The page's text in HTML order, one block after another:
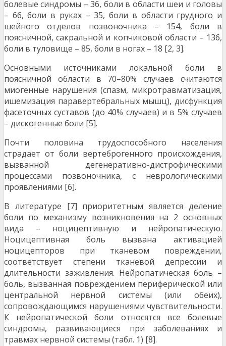
болевые синдромы – 36, боли в области шеи и головы
– 66, боли в руках – 35, боли в области грудного и
шейного отделов позвоночника – 154, боли в
поясничной, сакральной и копчиковой области – 136,
боли в туловище – 85, боли в ногах – 18 [2, 3].
Основными источниками локальной боли в
поясничной области в 70–80% случаев считаются
миогенные нарушения (спазм, микротравматизация,
ишемизация паравертебральных мышц), дисфункция
фасеточных суставов (до 40% случаев) и в 5% случаев
– дискогенные боли [5].
Почти половина трудоспособного населения
страдает от боли вертеброгенного происхождения,
вызванной дегенеративно-дистрофическими
процессами позвоночника, с неврологическими
проявлениями [6].
В литературе [7] приоритетным является деление
боли по механизму возникновения на 2 основных
вида – ноцицептивную и нейропатическую.
Ноцицептивная боль вызвана активацией
ноцицепторов при тканевом повреждении,
соответствует степени тканевой депрессии и
длительности заживления. Нейропатическая боль –
боль, вызванная повреждением периферической или
центральной нервной системы (или обеих),
сопровождающимся нарушениями чувствительности.
К нейропатической боли относятся все болевые
синдромы, развивающиеся при заболеваниях и
травмах нервной системы (табл. 1) [8].